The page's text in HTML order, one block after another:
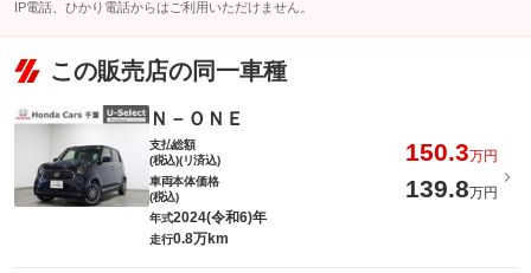
IP電話、ひかり電話からはご利用いただけません。
この販売店の同一車種
Ｎ－ＯＮＥ
支払総額
(税込)(リ済込)
150.3万円
車両本体価格
(税込)
139.8万円
年式2024(令和6)年
走行0.8万km